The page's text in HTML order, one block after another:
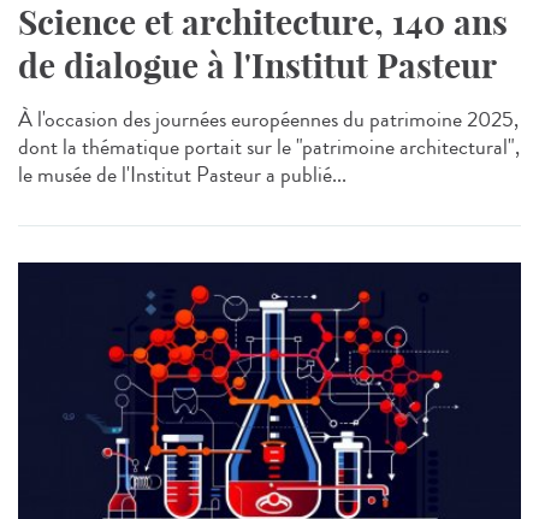
Science et architecture, 140 ans
de dialogue à l'Institut Pasteur
À l'occasion des journées européennes du patrimoine 2025,
dont la thématique portait sur le "patrimoine architectural",
le musée de l'Institut Pasteur a publié...